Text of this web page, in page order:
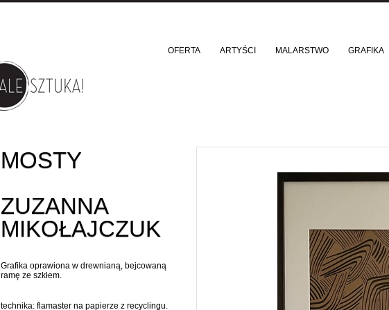
OFERTA ARTYŚCI MALARSTWO GRAFIKA
MOSTY
ZUZANNA
MIKOŁAJCZUK
Grafika oprawiona w drewnianą, bejcowaną
ramę ze szkłem.
technika: flamaster na papierze z recyclingu.